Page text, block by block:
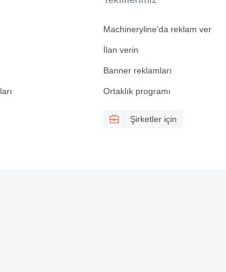
Machineryline'da reklam ver
İlan verin
Banner reklamları
Ortaklık programı
Şirketler için